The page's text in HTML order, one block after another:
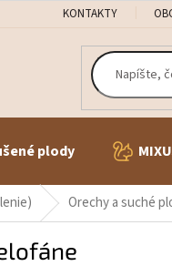
KONTAKTY
plody
Orechy a suché